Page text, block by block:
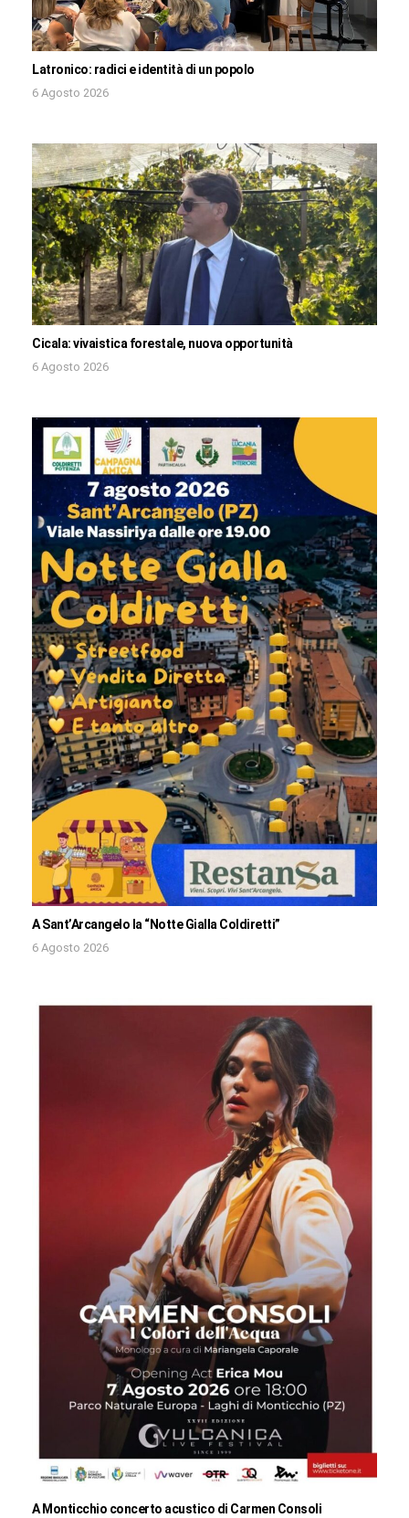
Latronico: radici e identità di un popolo
6 Agosto 2026
Cicala: vivaistica forestale, nuova opportunità
6 Agosto 2026
A Sant’Arcangelo la “Notte Gialla Coldiretti”
6 Agosto 2026
A Monticchio concerto acustico di Carmen Consoli